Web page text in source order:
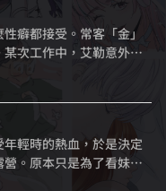
時運不濟的工程公司夫
刑犯，一群亡命之徒組
！黃金夢沸騰，以貪念
無形託夢，埋藏在地底
虛無的界線模糊不清，
原著，透過樸實細膩的
。
癖都接受。常客「金」
次工作中，艾勒意外愛
。當三人的日常開始交
又曖昧——
輕時的熱血，於是決定
。原本只是為了看妹子
後，真正地被露營療癒